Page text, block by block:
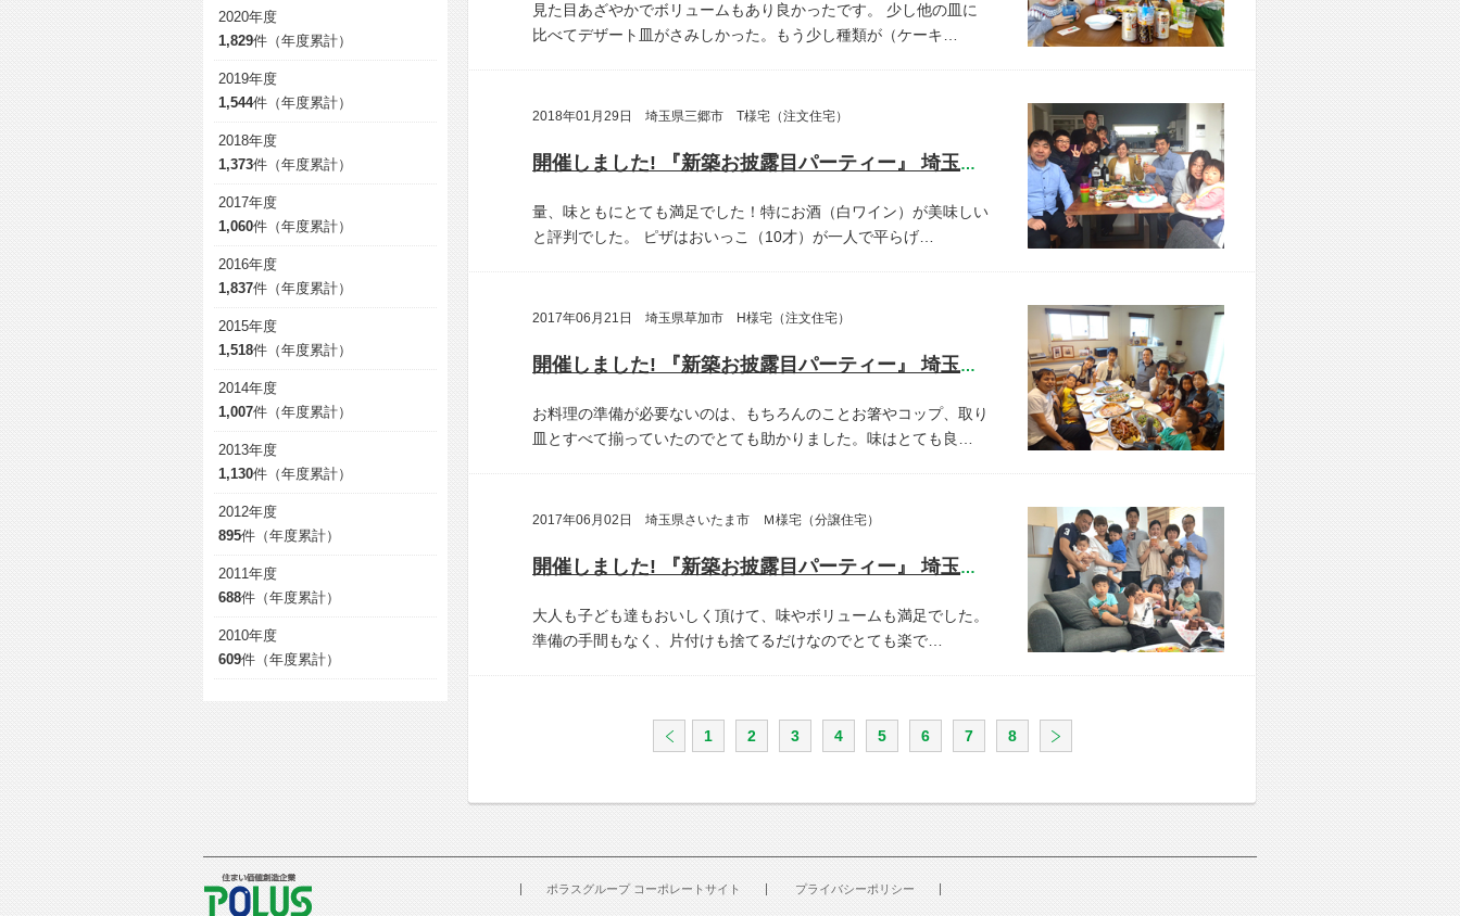
見た目あざやかでボリュームもあり良かったです。
少し他の皿に
比べてデザート皿がさみしかった。もう少し種類が（ケーキ…
2018年01月29日 埼玉県三郷市 T様宅（注文住宅）
開催しました! 『新築お披露目パーティー』 埼玉県三郷市 T様宅
量、味ともにとても満足でした！特にお酒（白ワイン）が美味しい
と評判でした。
ピザはおいっこ（10才）が一人で平らげ…
2017年06月21日 埼玉県草加市 H様宅（注文住宅）
開催しました! 『新築お披露目パーティー』 埼玉県草加市 H様宅
お料理の準備が必要ないのは、もちろんのことお箸やコップ、取り
皿とすべて揃っていたのでとても助かりました。味はとても良…
2017年06月02日 埼玉県さいたま市 Ｍ様宅（分譲住宅）
開催しました! 『新築お披露目パーティー』 埼玉県さいたま市 Y様宅
大人も子ども達もおいしく頂けて、味やボリュームも満足でした。
準備の手間もなく、片付けも捨てるだけなのでとても楽で…
1 2 3 4 5 6 7 8
2020年度
1,829件（年度累計）
2019年度
1,544件（年度累計）
2018年度
1,373件（年度累計）
2017年度
1,060件（年度累計）
2016年度
1,837件（年度累計）
2015年度
1,518件（年度累計）
2014年度
1,007件（年度累計）
2013年度
1,130件（年度累計）
2012年度
895件（年度累計）
2011年度
688件（年度累計）
2010年度
609件（年度累計）
ポラスグループ コーポレートサイト
プライバシーポリシー